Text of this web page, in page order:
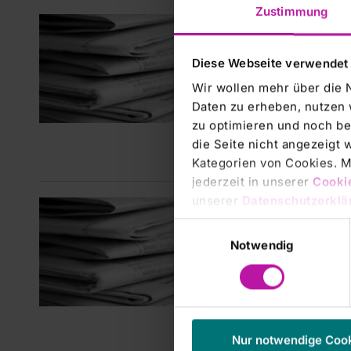
Zustimmung
Diese Webseite
Wir wollen mehr über die
Daten zu erheben,
zu optimieren und noch
die Seite nicht angezeigt
Kategorien von Cookies.
jederzeit in unserer
unserer
Notwendig
Nur notwendige
durch
Die
775,5